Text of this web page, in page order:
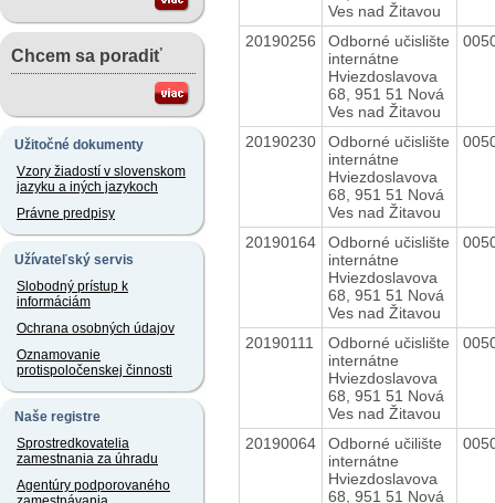
Chcem sa poradiť
Užitočné dokumenty
Vzory žiadostí v slovenskom
jazyku a iných jazykoch
Právne predpisy
Užívateľský servis
Slobodný prístup k
informáciám
Ochrana osobných údajov
Oznamovanie
protispoločenskej činnosti
Naše registre
Sprostredkovatelia
zamestnania za úhradu
Agentúry podporovaného
Ves nad Žitavou
20190256
Odborné učislište
internátne
Hviezdoslavova
68, 951 51 Nová
Ves nad Žitavou
20190230
Odborné učislište
internátne
Hviezdoslavova
68, 951 51 Nová
Ves nad Žitavou
20190164
Odborné učislište
internátne
Hviezdoslavova
68, 951 51 Nová
Ves nad Žitavou
20190111
Odborné učislište
internátne
Hviezdoslavova
68, 951 51 Nová
Ves nad Žitavou
20190064
Odborné učilište
internátne
Hviezdoslavova
68, 951 51 Nová